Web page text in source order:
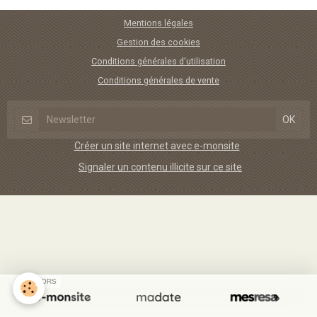
Mentions légales
Gestion des cookies
Conditions générales d'utilisation
Conditions générales de vente
Créer un site internet avec e-monsite
Signaler un contenu illicite sur ce site
SPONSORS